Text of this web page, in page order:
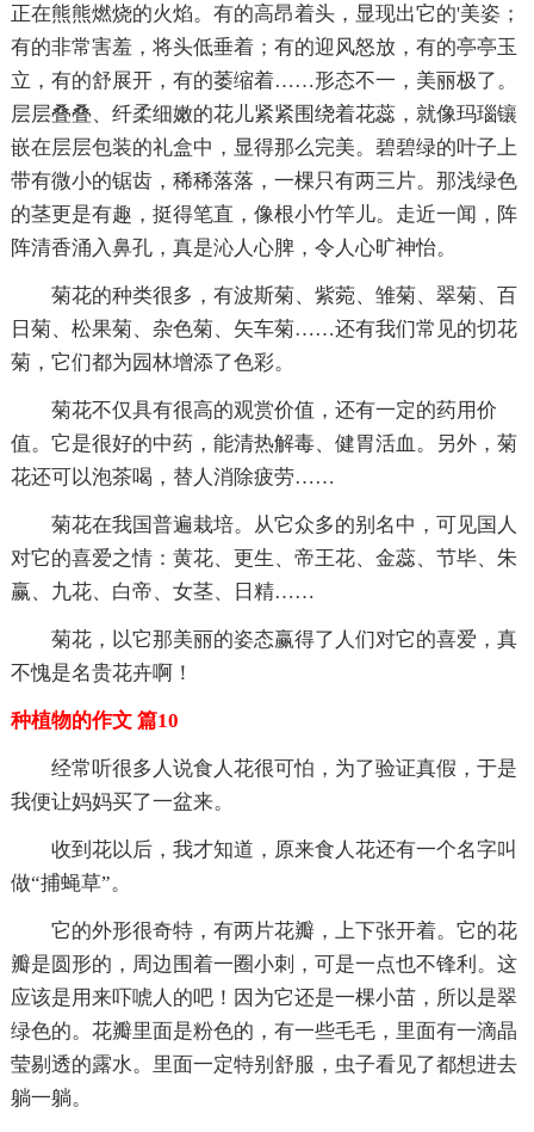
正在熊熊燃烧的火焰。有的高昂着头，显现出它的'美姿；
有的非常害羞，将头低垂着；有的迎风怒放，有的亭亭玉
立，有的舒展开，有的萎缩着……形态不一，美丽极了。
层层叠叠、纤柔细嫩的花儿紧紧围绕着花蕊，就像玛瑙镶
嵌在层层包装的礼盒中，显得那么完美。碧碧绿的叶子上
带有微小的锯齿，稀稀落落，一棵只有两三片。那浅绿色
的茎更是有趣，挺得笔直，像根小竹竿儿。走近一闻，阵
阵清香涌入鼻孔，真是沁人心脾，令人心旷神怡。
菊花的种类很多，有波斯菊、紫菀、雏菊、翠菊、百
日菊、松果菊、杂色菊、矢车菊……还有我们常见的切花
菊，它们都为园林增添了色彩。
菊花不仅具有很高的观赏价值，还有一定的药用价
值。它是很好的中药，能清热解毒、健胃活血。另外，菊
花还可以泡茶喝，替人消除疲劳……
菊花在我国普遍栽培。从它众多的别名中，可见国人
对它的喜爱之情：黄花、更生、帝王花、金蕊、节毕、朱
赢、九花、白帝、女茎、日精……
菊花，以它那美丽的姿态赢得了人们对它的喜爱，真
不愧是名贵花卉啊！
种植物的作文 篇10
经常听很多人说食人花很可怕，为了验证真假，于是
我便让妈妈买了一盆来。
收到花以后，我才知道，原来食人花还有一个名字叫
做“捕蝇草”。
它的外形很奇特，有两片花瓣，上下张开着。它的花
瓣是圆形的，周边围着一圈小刺，可是一点也不锋利。这
应该是用来吓唬人的吧！因为它还是一棵小苗，所以是翠
绿色的。花瓣里面是粉色的，有一些毛毛，里面有一滴晶
莹剔透的露水。里面一定特别舒服，虫子看见了都想进去
躺一躺。